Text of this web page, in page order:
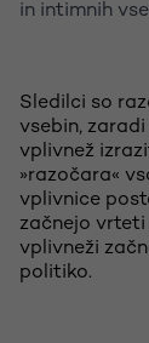
in intimnih
Sledilci so
vsebin,
vplivnež
»razočara«
vplivnice
začnejo
vplivneži
politiko.